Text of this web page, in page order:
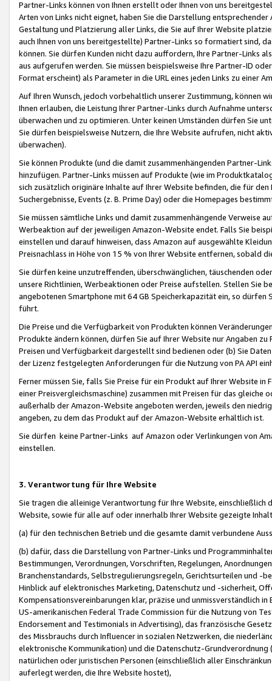
Partner-Links können von Ihnen erstellt oder Ihnen von uns
Arten von Links nicht eignet, haben Sie die Darstellung
Gestaltung und Platzierung aller Links, die Sie auf Ihrer Website
auch Ihnen von uns bereitgestellte) Partner-Links so formatiert sind,
können. Sie dürfen Kunden nicht dazu auffordern, Ihre Partner-Links
aus aufgerufen werden. Sie müssen beispielsweise Ihre Partner-ID
Format erscheint) als Parameter in die URL eines jeden Links zu einer
Auf Ihren Wunsch, jedoch vorbehaltlich unserer Zustimmung, können
Ihnen erlauben, die Leistung Ihrer Partner-Links durch Aufnahme
überwachen und zu optimieren. Unter keinen Umständen dürfen Sie
Sie dürfen beispielsweise Nutzern, die Ihre Website aufrufen, nicht
überwachen).
Sie können Produkte (und die damit zusammenhängenden Partner-
hinzufügen. Partner-Links müssen auf Produkte (wie im
sich zusätzlich originäre Inhalte auf Ihrer Website befinden, die für
Suchergebnisse, Events (z. B. Prime Day) oder die Homepages
Sie müssen sämtliche Links und damit zusammenhängende
Werbeaktion auf der jeweiligen Amazon-Website endet. Falls Sie
einstellen und darauf hinweisen, dass Amazon auf ausgewählte
Preisnachlass in Höhe von 15 % von Ihrer Website entfernen, sobald
Sie dürfen keine unzutreffenden, überschwänglichen, täuschenden
unsere Richtlinien, Werbeaktionen oder Preise aufstellen. Stellen Sie
angebotenen Smartphone mit 64 GB Speicherkapazität ein, so dürfen
führt.
Die Preise und die Verfügbarkeit von Produkten können
Produkte ändern können, dürfen Sie auf Ihrer Website nur Angaben
Preisen und Verfügbarkeit dargestellt sind bedienen oder (b) Sie
der Lizenz festgelegten Anforderungen für die Nutzung von PA API
Ferner müssen Sie, falls Sie Preise für ein Produkt auf Ihrer Website
einer Preisvergleichsmaschine) zusammen mit Preisen für das
außerhalb der Amazon-Website angeboten werden, jeweils den
angeben, zu dem das Produkt auf der Amazon-Website erhältlich ist.
Sie dürfen keine Partner-Links auf Amazon oder Verlinkungen von
einstellen.
3. Verantwortung für Ihre Website
Sie tragen die alleinige Verantwortung für Ihre Website,
Website, sowie für alle auf oder innerhalb Ihrer Website gezeigte
(a) für den technischen Betrieb und die gesamte damit verbundene
(b) dafür, dass die Darstellung von Partner-Links und
Bestimmungen, Verordnungen, Vorschriften, Regelungen,
Branchenstandards, Selbstregulierungsregeln, Gerichtsurteilen und -
Hinblick auf elektronisches Marketing, Datenschutz und -sicherheit,
Kompensationsvereinbarungen klar, präzise und unmissverständlich
US-amerikanischen Federal Trade Commission für die Nutzung von
Endorsement and Testimonials in Advertising), das französische
des Missbrauchs durch Influencer in sozialen Netzwerken, die
elektronische Kommunikation) und die Datenschutz-
natürlichen oder juristischen Personen (einschließlich aller
auferlegt werden, die Ihre Website hostet),